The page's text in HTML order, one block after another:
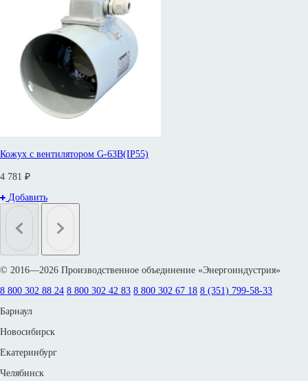
Кожух с вентилятором G-63B(IP55)
4 781 ₽
Добавить
© 2016—2026 Производственное объединение «Энергоиндустрия»
8 800 302 88 24 8 800 302 42 83 8 800 302 67 18 8 (351) 799-58-33
Барнаул
Новосибирск
Екатеринбург
Челябинск